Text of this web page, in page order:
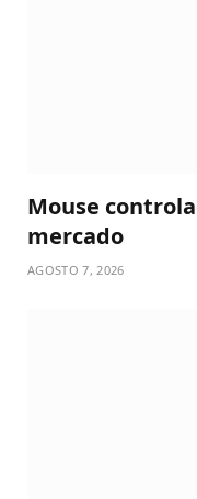
Mouse
mercado
AGOSTO 7, 2026